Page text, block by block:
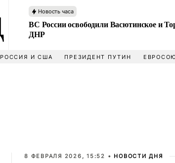
Новость часа
ВС России освободили Васютинское и
ДНР
РОССИЯ И США ПРЕЗИДЕНТ ПУТИН
8 ФЕВРАЛЯ 2026, 15:52 • НОВОСТИ ДНЯ